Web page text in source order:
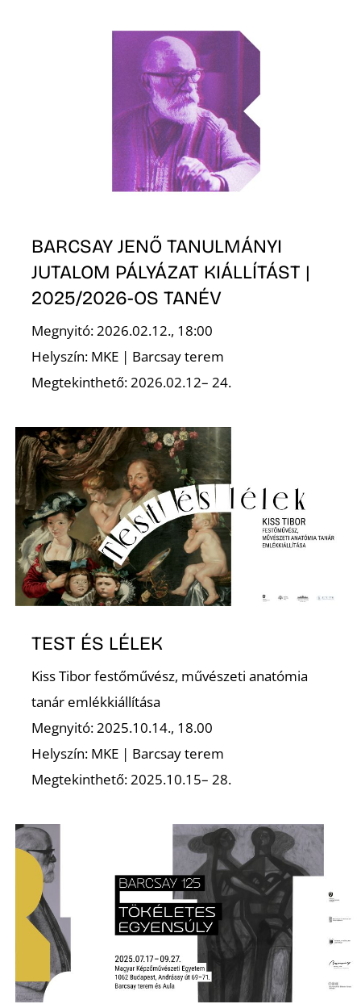
BARCSAY JENŐ TANULMÁNYI
JUTALOM PÁLYÁZAT KIÁLLÍTÁST |
2025/2026-OS TANÉV
Megnyitó: 2026.02.12., 18:00
Helyszín: MKE | Barcsay terem
Megtekinthető: 2026.02.12– 24.
TEST ÉS LÉLEK
Kiss Tibor festőművész, művészeti anatómia
tanár emlékkiállítása
Megnyitó: 2025.10.14., 18.00
Helyszín: MKE | Barcsay terem
Megtekinthető: 2025.10.15– 28.